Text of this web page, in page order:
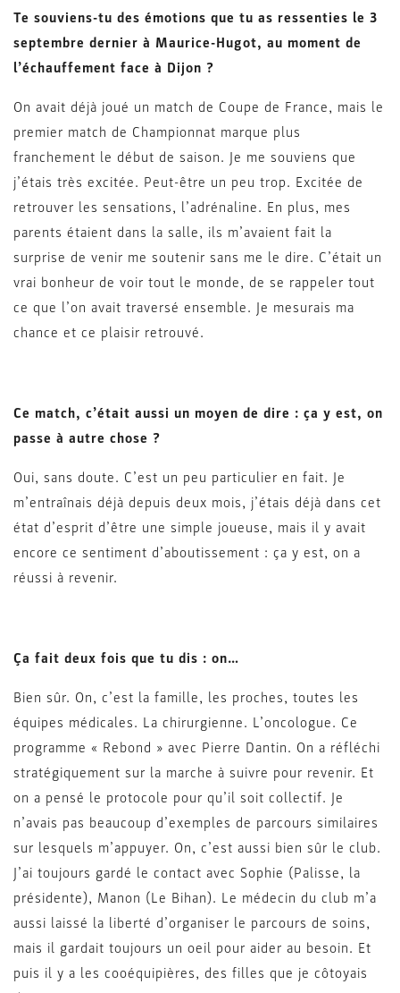
Te souviens-tu des émotions que tu as ressenties le 3
septembre dernier à Maurice-Hugot, au moment de
l’échauffement face à Dijon ?
On avait déjà joué un match de Coupe de France, mais le
premier match de Championnat marque plus
franchement le début de saison. Je me souviens que
j’étais très excitée. Peut-être un peu trop. Excitée de
retrouver les sensations, l’adrénaline. En plus, mes
parents étaient dans la salle, ils m’avaient fait la
surprise de venir me soutenir sans me le dire. C’était un
vrai bonheur de voir tout le monde, de se rappeler tout
ce que l’on avait traversé ensemble. Je mesurais ma
chance et ce plaisir retrouvé.
Ce match, c’était aussi un moyen de dire : ça y est, on
passe à autre chose ?
Oui, sans doute. C’est un peu particulier en fait. Je
m’entraînais déjà depuis deux mois, j’étais déjà dans cet
état d’esprit d’être une simple joueuse, mais il y avait
encore ce sentiment d’aboutissement : ça y est, on a
réussi à revenir.
Ça fait deux fois que tu dis : on…
Bien sûr. On, c’est la famille, les proches, toutes les
équipes médicales. La chirurgienne. L’oncologue. Ce
programme « Rebond » avec Pierre Dantin. On a réfléchi
stratégiquement sur la marche à suivre pour revenir. Et
on a pensé le protocole pour qu’il soit collectif. Je
n’avais pas beaucoup d’exemples de parcours similaires
sur lesquels m’appuyer. On, c’est aussi bien sûr le club.
J’ai toujours gardé le contact avec Sophie (Palisse, la
présidente), Manon (Le Bihan). Le médecin du club m’a
aussi laissé la liberté d’organiser le parcours de soins,
mais il gardait toujours un oeil pour aider au besoin. Et
puis il y a les cooéquipières, des filles que je côtoyais